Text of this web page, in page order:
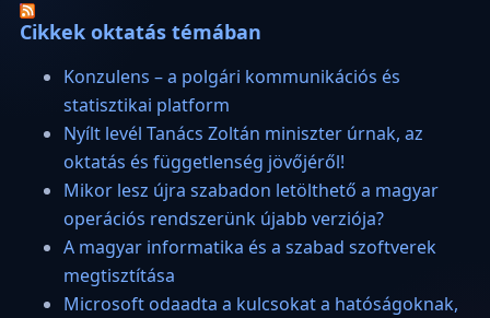
Cikkek oktatás témában
Konzulens – a polgári kommunikációs és
statisztikai platform
Nyílt levél Tanács Zoltán miniszter úrnak, az
oktatás és függetlenség jövőjéről!
Mikor lesz újra szabadon letölthető a magyar
operációs rendszerünk újabb verziója?
A magyar informatika és a szabad szoftverek
megtisztítása
Microsoft odaadta a kulcsokat a hatóságoknak,